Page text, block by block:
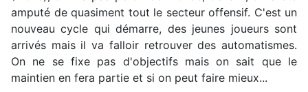
amputé de quasiment tout le secteur offensif. C'est un
nouveau cycle qui démarre, des jeunes joueurs sont
arrivés mais il va falloir retrouver des automatismes.
On ne se fixe pas d'objectifs mais on sait que le
maintien en fera partie et si on peut faire mieux...